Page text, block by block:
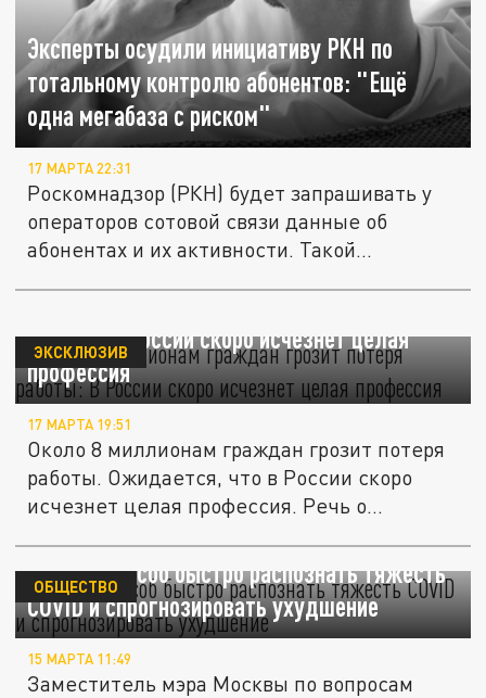
Эксперты осудили инициативу РКН по
тотальному контролю абонентов: "Ещё
одна мегабаза с риском"
17 МАРТА 22:31
Роскомнадзор (РКН) будет запрашивать у
операторов сотовой связи данные об
абонентах и их активности. Такой...
работы: В России скоро исчезнет целая
профессия
ЭКСКЛЮЗИВ
17 МАРТА 19:51
Около 8 миллионам граждан грозит потеря
работы. Ожидается, что в России скоро
исчезнет целая профессия. Речь о...
Найден способ быстро распознать тяжесть
COVID и спрогнозировать ухудшение
ОБЩЕСТВО
15 МАРТА 11:49
Заместитель мэра Москвы по вопросам